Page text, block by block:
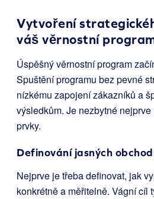
Vytvoření
váš věrnostní
Úspěšný věrnostní program
Spuštění programu bez pevné
nízkému zapojení zákazníků a
výsledkům. Je nezbytné
prvky.
Definování jasných
Nejprve je třeba definovat, jak
konkrétně a měřitelně. Vágní cíl